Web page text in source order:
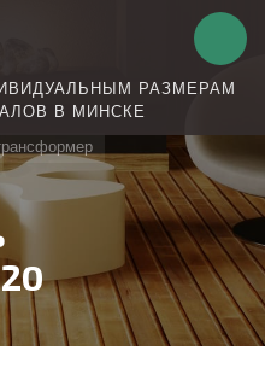
РАЗМЕРАМ
В МИНСКЕ